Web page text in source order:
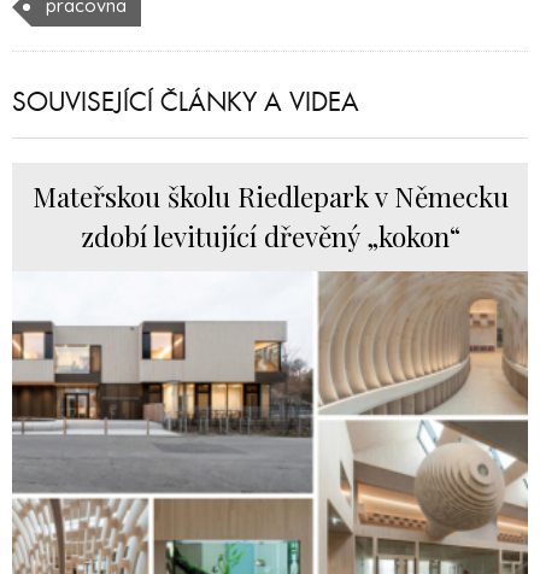
pracovna
SOUVISEJÍCÍ ČLÁNKY A VIDEA
Mateřskou školu Riedlepark v Německu
zdobí levitující dřevěný „kokon“